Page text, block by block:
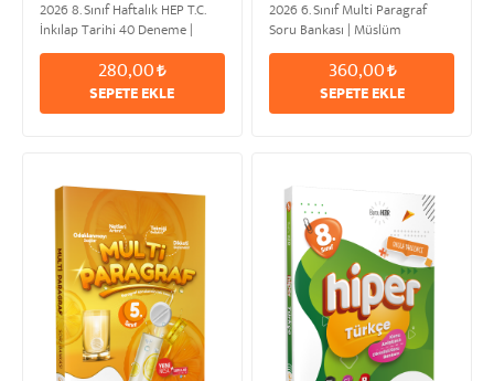
2026 8. Sınıf Haftalık HEP T.C.
İnkılap Tarihi 40 Deneme |
Metin URUK
280,00
SEPETE EKLE
2026 6. Sınıf Multi Paragraf
Soru Bankası | Müslüm
DANAOĞLU
360,00
SEPETE EKLE